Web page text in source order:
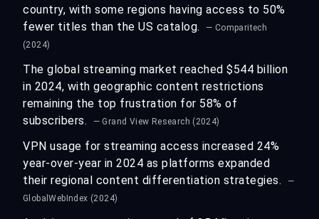
country, with some regions having access to 50%
fewer titles than the US catalog.
— Comparitech
(2024)
The global streaming market reached $544 billion
in 2024, with geographic content restrictions
remaining the top frustration for 58% of
subscribers.
— Grand View Research (2024)
VPN usage for streaming access increased 24%
year-over-year in 2024 as platforms expanded
their regional content differentiation strategies.
—
GlobalWebIndex (2024)